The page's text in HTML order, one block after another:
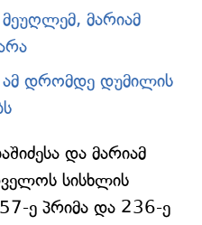
მარიამ
ამ დრომდე დუმილის
და მარიამ
სისხლის
ე პრიმა და 236-ე